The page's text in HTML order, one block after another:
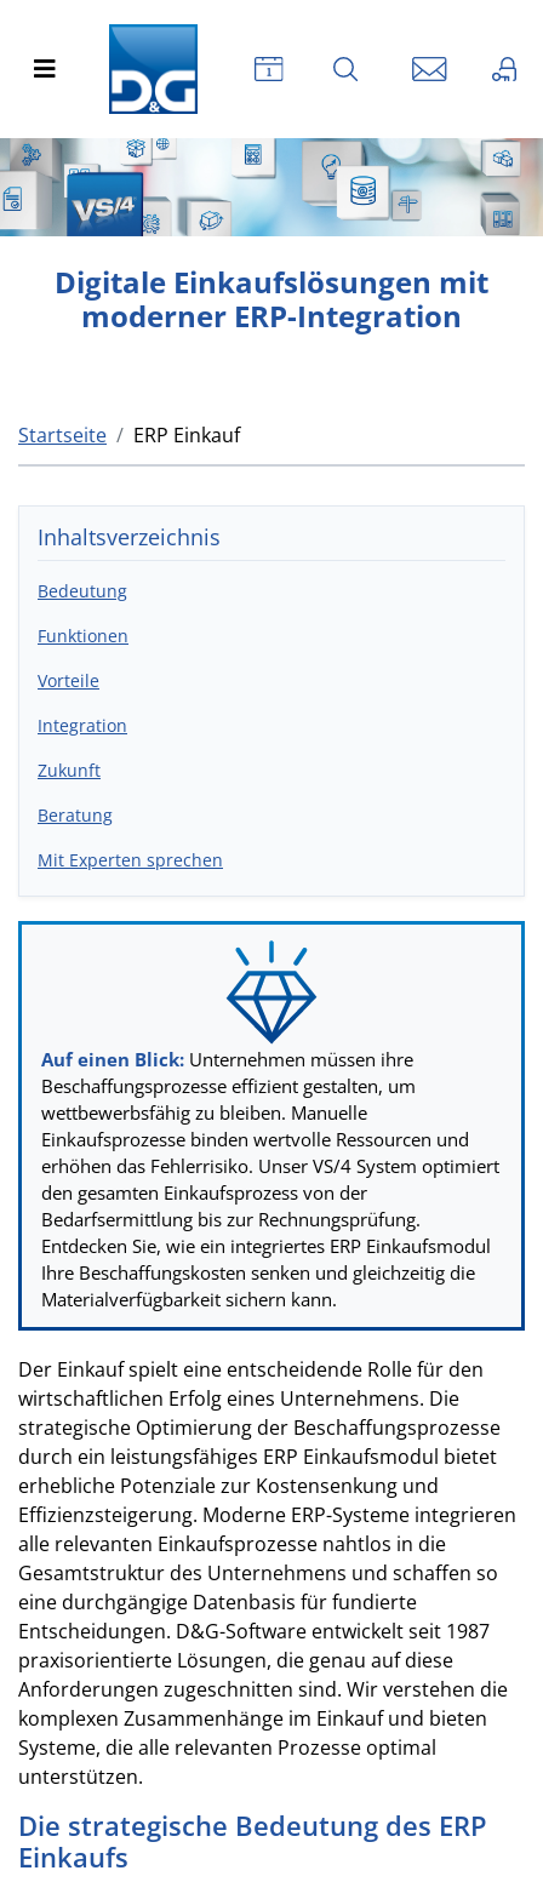
Digitale Einkaufslösungen mit
moderner ERP-Integration
Startseite ERP Einkauf
Inhaltsverzeichnis
Bedeutung
Funktionen
Vorteile
Integration
Zukunft
Beratung
Mit Experten sprechen
Auf einen Blick: Unternehmen müssen ihre
Beschaffungsprozesse effizient gestalten, um
wettbewerbsfähig zu bleiben. Manuelle
Einkaufsprozesse binden wertvolle Ressourcen und
erhöhen das Fehlerrisiko. Unser VS/4 System optimiert
den gesamten Einkaufsprozess von der
Bedarfsermittlung bis zur Rechnungsprüfung.
Entdecken Sie, wie ein integriertes ERP Einkaufsmodul
Ihre Beschaffungskosten senken und gleichzeitig die
Materialverfügbarkeit sichern kann.
Der Einkauf spielt eine entscheidende Rolle für den
wirtschaftlichen Erfolg eines Unternehmens. Die
strategische Optimierung der Beschaffungsprozesse
durch ein leistungsfähiges ERP Einkaufsmodul bietet
erhebliche Potenziale zur Kostensenkung und
Effizienzsteigerung. Moderne ERP-Systeme integrieren
alle relevanten Einkaufsprozesse nahtlos in die
Gesamtstruktur des Unternehmens und schaffen so
eine durchgängige Datenbasis für fundierte
Entscheidungen. D&G-Software entwickelt seit 1987
praxisorientierte Lösungen, die genau auf diese
Anforderungen zugeschnitten sind. Wir verstehen die
komplexen Zusammenhänge im Einkauf und bieten
Systeme, die alle relevanten Prozesse optimal
unterstützen.
Die strategische Bedeutung des ERP
Einkaufs